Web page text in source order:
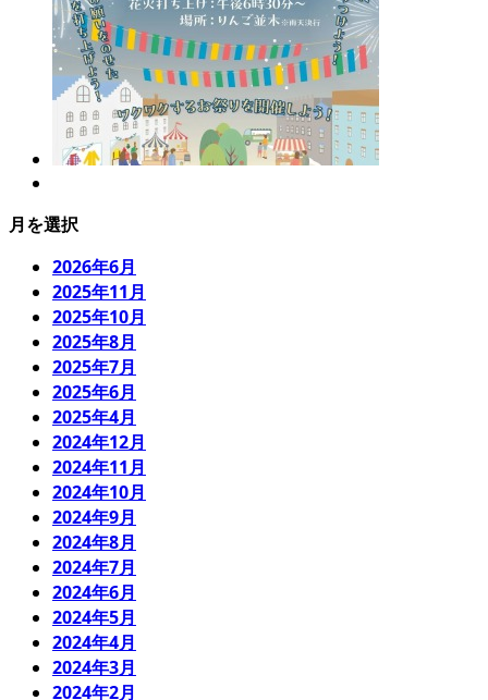
月を選択
2026年6月
2025年11月
2025年10月
2025年8月
2025年7月
2025年6月
2025年4月
2024年12月
2024年11月
2024年10月
2024年9月
2024年8月
2024年7月
2024年6月
2024年5月
2024年4月
2024年3月
2024年2月